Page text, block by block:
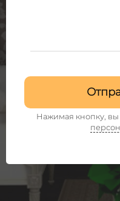
Нажимая кнопку, вы